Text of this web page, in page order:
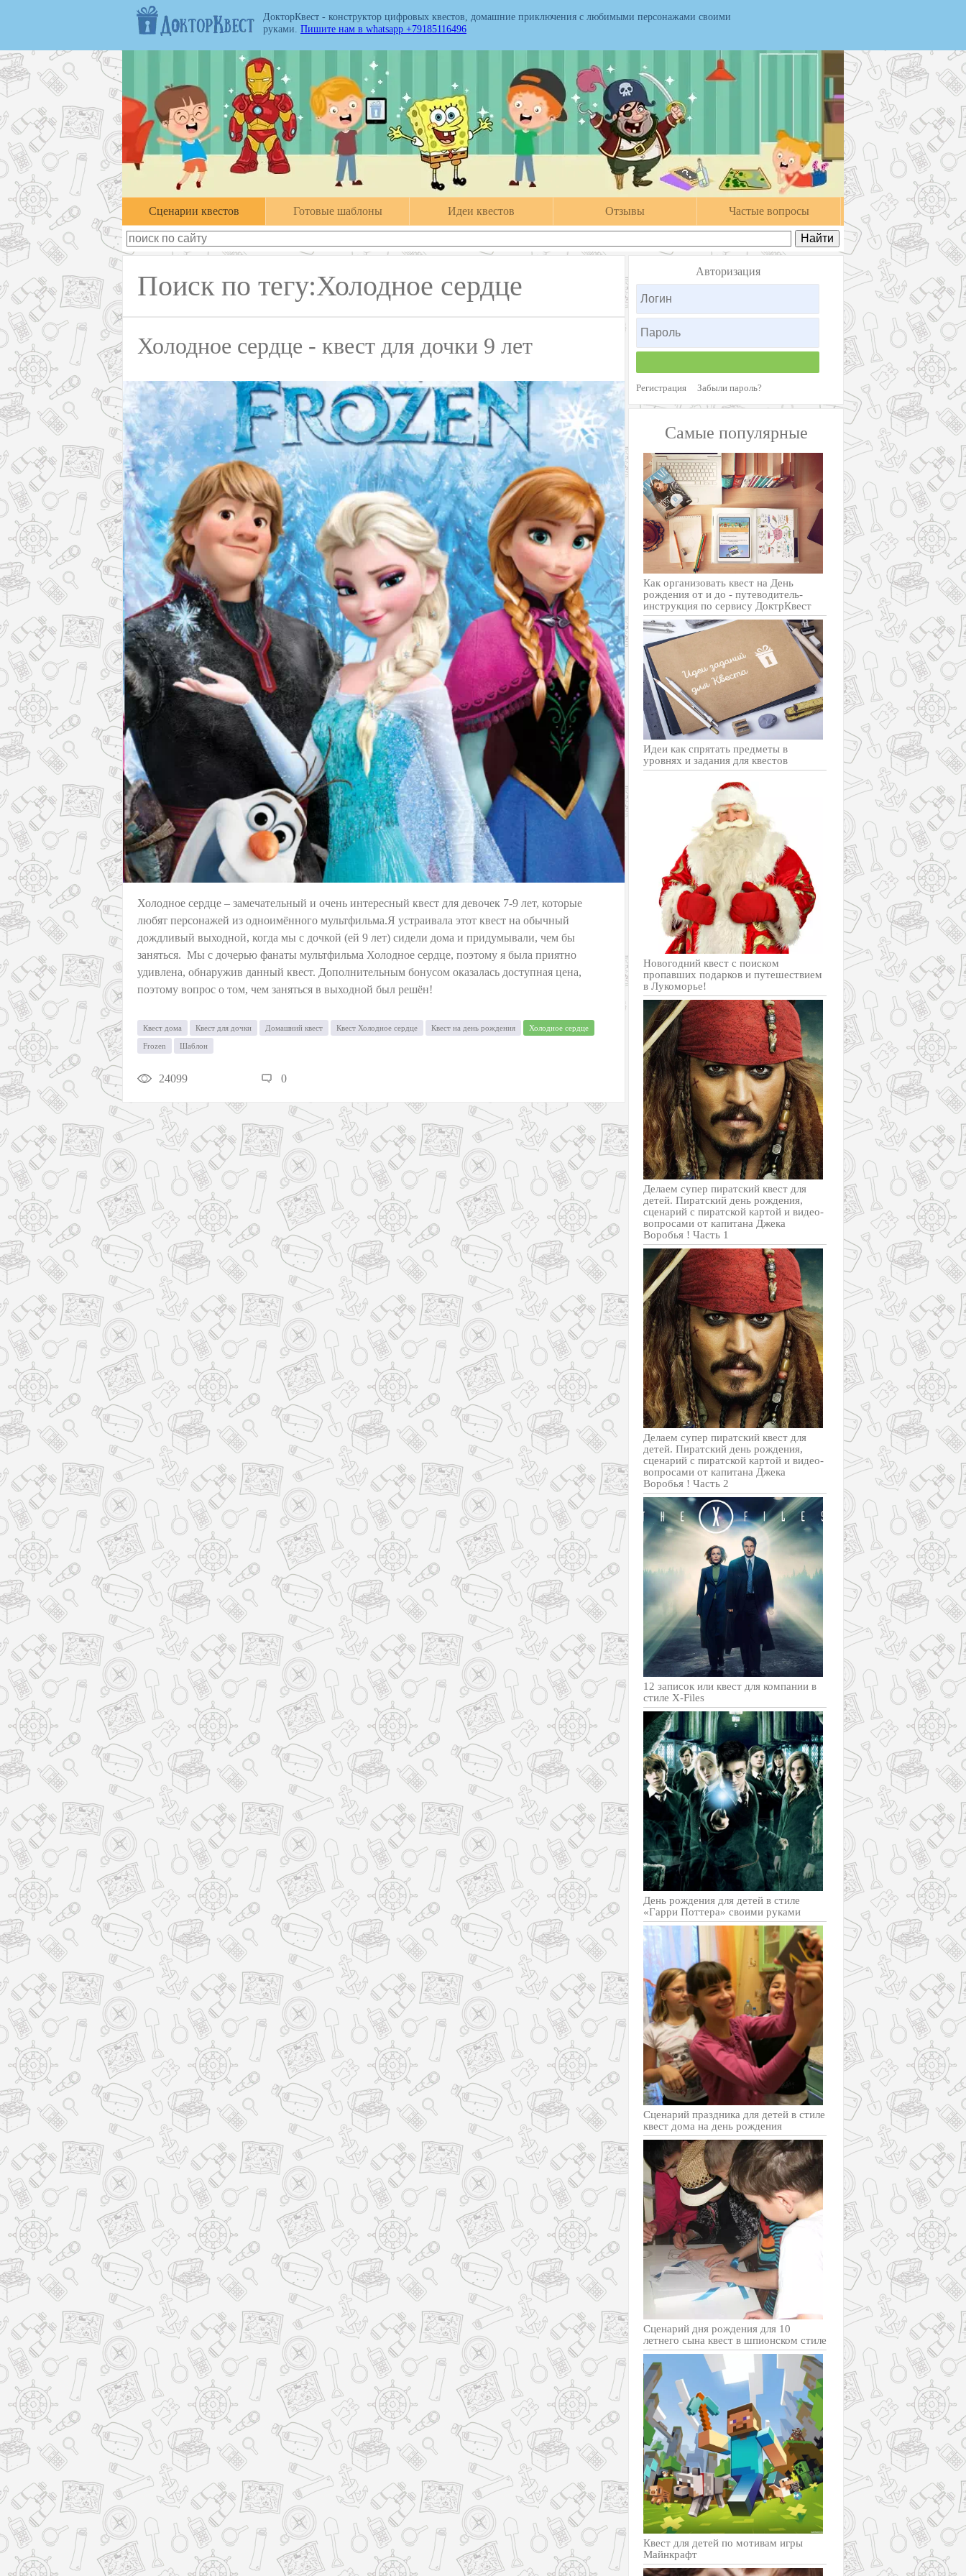
ДокторКвест - конструктор цифровых квестов, домашние приключения с любимыми персонажами своими
руками. Пишите нам в whatsapp +79185116496
Cценарии квестов Готовые шаблоны Идеи квестов Отзывы Частые вопросы
Поиск по тегу:Холодное сердце
Холодное сердце - квест для дочки 9 лет
Холодное сердце – замечательный и очень интересный квест для девочек 7-9 лет, которые
любят персонажей из одноимённого мультфильма.Я устраивала этот квест на обычный
дождливый выходной, когда мы с дочкой (ей 9 лет) сидели дома и придумывали, чем бы
заняться. Мы с дочерью фанаты мультфильма Холодное сердце, поэтому я была приятно
удивлена, обнаружив данный квест. Дополнительным бонусом оказалась доступная цена,
поэтому вопрос о том, чем заняться в выходной был решён!
Квест дома Квест для дочки Домашний квест Квест Холодное сердце Квест на день рождения Холодное сердце
Frozen Шаблон
24099 0
Авторизация
Регистрация Забыли пароль?
Самые популярные
Как организовать квест на День
рождения от и до - путеводитель-
инструкция по сервису ДоктрКвест
Идеи как спрятать предметы в
уровнях и задания для квестов
Новогодний квест с поиском
пропавших подарков и путешествием
в Лукоморье!
Делаем супер пиратский квест для
детей. Пиратский день рождения,
сценарий с пиратской картой и видео-
вопросами от капитана Джека
Воробья ! Часть 1
Делаем супер пиратский квест для
детей. Пиратский день рождения,
сценарий с пиратской картой и видео-
вопросами от капитана Джека
Воробья ! Часть 2
12 записок или квест для компании в
стиле X-Files
День рождения для детей в стиле
«Гарри Поттера» своими руками
Cценарий праздника для детей в стиле
квест дома на день рождения
Сценарий дня рождения для 10
летнего сына квест в шпионском стиле
Квест для детей по мотивам игры
Майнкрафт